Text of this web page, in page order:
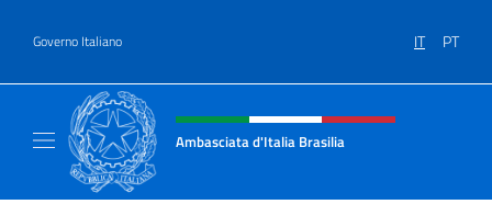
Governo Italiano IT PT
Intestazione sito, social e menù
Ambasciata d'Italia Brasilia